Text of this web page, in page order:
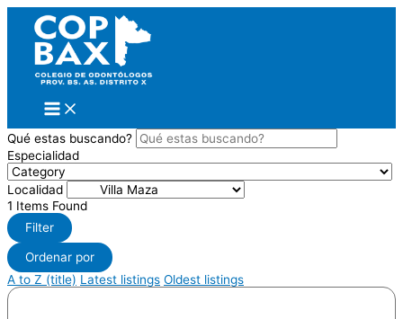
Ir
contenido
Qué estas buscando?
Especialidad
Localidad
1 Items Found
Filter
Ordenar por
A to Z (title) Latest listings Oldest listings